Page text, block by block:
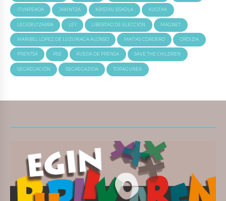
ITUNPEKOA JAKINTZA KRISTAU ESKOLA KUOTAK
LEGEBILTZARRA LEY LIBERTAD DE ELECCIÓN MAGNET
MARIBEL LOPEZ DE LUZURIAGA ALONSO MATIAS CORDERO ORDIZIA
PRENTSA PSE RUEDA DE PRENSA SAVE THE CHILDREN
SEGREGACIÓN SEGREGAZIOA TOPAGUNEA